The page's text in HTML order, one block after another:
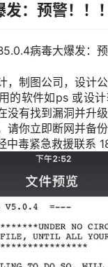
发：预警！！！
病毒大爆发：预
，制图公司，设计
的软件如ps 或设
没有找到漏洞并升
请你立即断网并备份
中毒紧急救援联系